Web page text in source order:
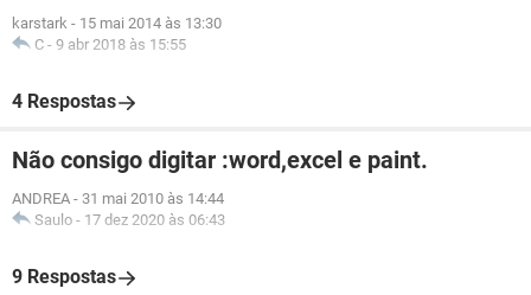
karstark - 15 mai 2014 às 13:30
C - 9 abr 2018 às 15:55
4 Respostas
Não consigo digitar :word,excel e paint.
ANDREA - 31 mai 2010 às 14:44
Saulo - 17 dez 2020 às 06:43
9 Respostas